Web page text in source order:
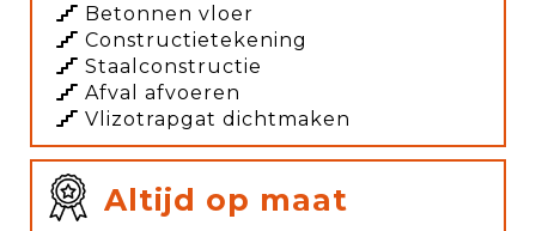
Betonnen vloer
Constructietekening
Staalconstructie
Afval afvoeren
Vlizotrapgat dichtmaken
Altijd op maat